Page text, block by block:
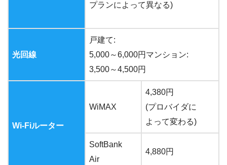
プランによって異なる)
光回線
戸建て:
5,000～6,000円マンション:
3,500～4,500円
Wi-Fiルーター
WiMAX
4,380円
(プロバイダに
よって変わる)
SoftBank
Air
4,880円